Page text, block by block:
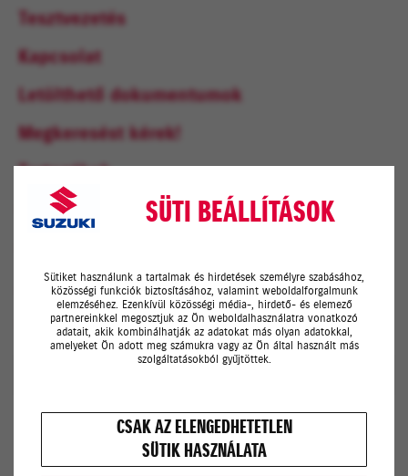
SÜTI BEÁLLÍTÁSOK
Sütiket használunk a tartalmak és hirdetések személyre szabásához,
közösségi funkciók biztosításához, valamint weboldalforgalmunk
elemzéséhez. Ezenkívül közösségi média-, hirdető- és elemező
partnereinkkel megosztjuk az Ön weboldalhasználatra vonatkozó
adatait, akik kombinálhatják az adatokat más olyan adatokkal,
amelyeket Ön adott meg számukra vagy az Ön által használt más
szolgáltatásokból gyűjtöttek.
CSAK AZ ELENGEDHETETLEN
SÜTIK HASZNÁLATA
Tesztvezetés
Kapcsolat
Letölthető dokumentumok
Megkeresést kérek!
Tartozékok
Flotta
Ajánlataink
Rólunk